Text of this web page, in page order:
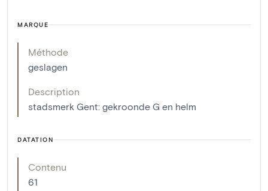
MARQUE
Méthode
geslagen
Description
stadsmerk Gent: gekroonde G en helm
DATATION
Contenu
61